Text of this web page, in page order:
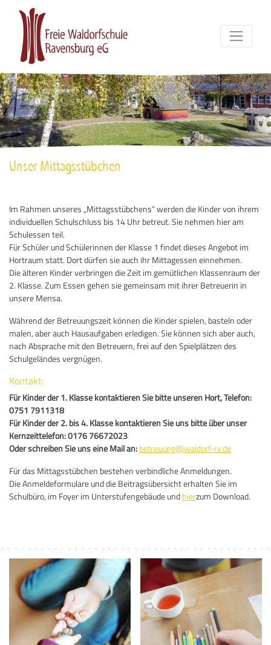
Unser Mittagsstübchen
Im Rahmen unseres „Mittagsstübchens“ werden die Kinder von ihrem
individuellen Schulschluss bis 14 Uhr betreut. Sie nehmen hier am
Schulessen teil.
Für Schüler und Schülerinnen der Klasse 1 findet dieses Angebot im
Hortraum statt. Dort dürfen sie auch ihr Mittagessen einnehmen.
Die älteren Kinder verbringen die Zeit im gemütlichen Klassenraum der
2. Klasse. Zum Essen gehen sie gemeinsam mit ihrer Betreuerin in
unsere Mensa.
Während der Betreuungszeit können die Kinder spielen, basteln oder
malen, aber auch Hausaufgaben erledigen. Sie können sich aber auch,
nach Absprache mit den Betreuern, frei auf den Spielplätzen des
Schulgeländes vergnügen.
Kontakt:
Für Kinder der 1. Klasse kontaktieren Sie bitte unseren Hort, Telefon:
0751 7911318
Für Kinder der 2. bis 4. Klasse kontaktieren Sie uns bitte über unser
Kernzeittelefon: 0176 76672023
Oder schreiben Sie uns eine Mail an:betreuung@waldorf-rv.de
Für das Mittagsstübchen bestehen verbindliche Anmeldungen.
Die Anmeldeformulare und die Beitragsübersicht erhalten Sie im
Schulbüro, im Foyer im Unterstufengebäude undhierzum Download.